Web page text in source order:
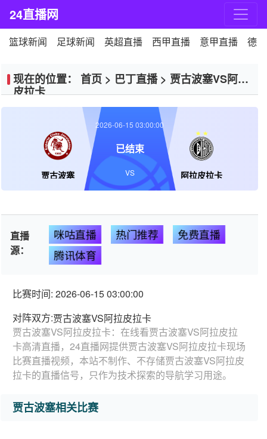
24直播网
篮球新闻 足球新闻 英超直播 西甲直播 意甲直播 德
现在的位置： 首页 > 巴丁直播> 贾古波塞VS阿拉
皮拉卡
贾古波塞 阿拉皮拉卡
2026-06-15 03:00:00
已结束
VS
直播
源：
咪咕直播 热门推荐
免费直播
腾讯体育
比赛时间: 2026-06-15 03:00:00
对阵双方:贾古波塞VS阿拉皮拉卡
贾古波塞VS阿拉皮拉卡：在线看贾古波塞VS阿拉皮拉
卡高清直播，24直播网提供贾古波塞VS阿拉皮拉卡现场
比赛直播视频，本站不制作、不存储贾古波塞VS阿拉皮
拉卡的直播信号，只作为技术探索的导航学习用途。
贾古波塞相关比赛